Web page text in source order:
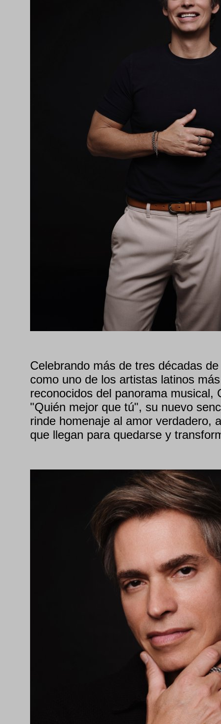
Celebrando más de tres décadas
como uno de los artistas latinos
reconocidos del panorama musical,
"Quién mejor que tú", su nuevo
rinde homenaje al amor verdadero,
que llegan para quedarse y